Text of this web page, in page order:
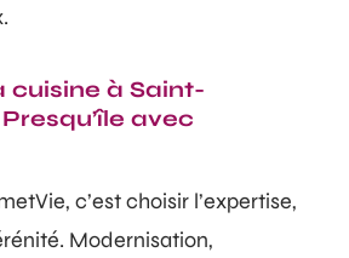
cuisine à Saint-
avec
c’est choisir l’expertise,
Modernisation,